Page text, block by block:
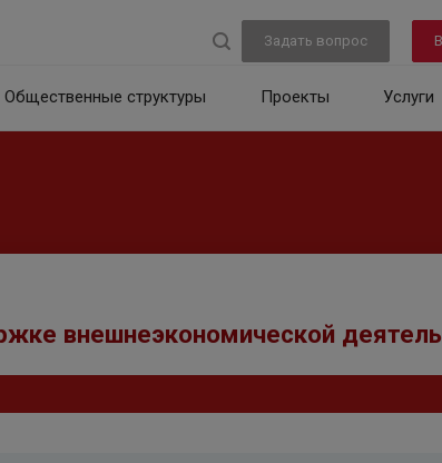
Задать вопрос
Общественные структуры Проекты Услуги
внешнеэкономической